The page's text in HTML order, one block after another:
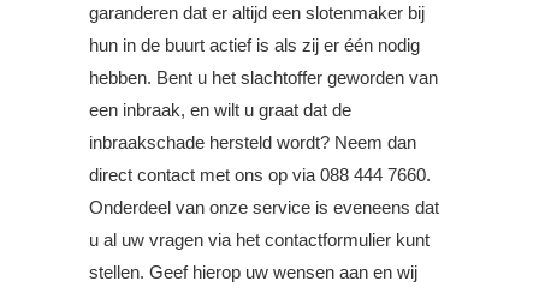
garanderen dat er altijd een slotenmaker bij
hun in de buurt actief is als zij er één nodig
hebben. Bent u het slachtoffer geworden van
een inbraak, en wilt u graat dat de
inbraakschade hersteld wordt? Neem dan
direct contact met ons op via 088 444 7660.
Onderdeel van onze service is eveneens dat
u al uw vragen via het contactformulier kunt
stellen. Geef hierop uw wensen aan en wij